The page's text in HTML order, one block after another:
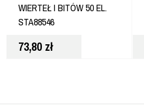
WIERTEŁ I BITÓW 50 EL.
STA88546
73,80 zł